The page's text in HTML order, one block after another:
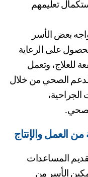
المساعدات، يمكن للأطفال استكمال تعليمهم
دعم الرعاية الصحية والعلاج: تواجه بعض الأسر
المتعففة صعوبات كبيرة في الحصول على الرعاية
الصحية بسبب التكاليف المرتفعة للعلاج، وتعمل
الجمعيات الخيرية على توفير الدعم الصحي من خلال
تغطية تكاليف الأدوية، العمليات الجراحية،
والإنتاج
لا يقتصر دور الجمعيات الخيرية على تقديم المساعدات